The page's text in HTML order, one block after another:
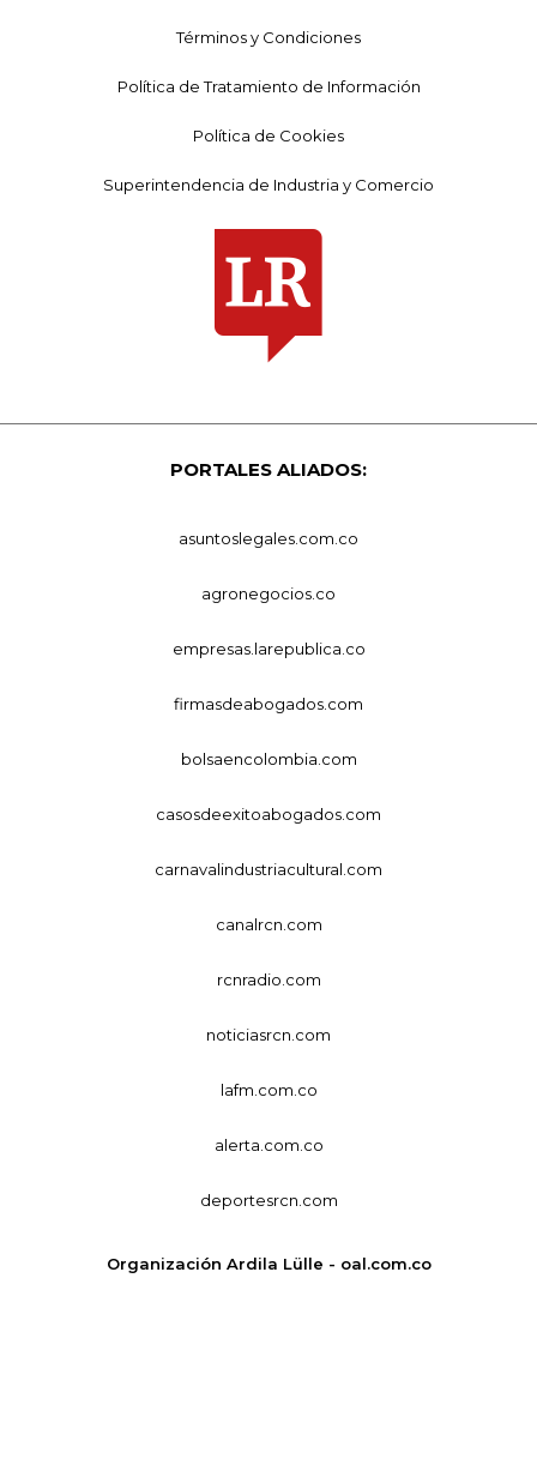
Términos y Condiciones
Política de Tratamiento de Información
Política de Cookies
Superintendencia de Industria y Comercio
PORTALES ALIADOS:
asuntoslegales.com.co
agronegocios.co
empresas.larepublica.co
firmasdeabogados.com
bolsaencolombia.com
casosdeexitoabogados.com
carnavalindustriacultural.com
canalrcn.com
rcnradio.com
noticiasrcn.com
lafm.com.co
alerta.com.co
deportesrcn.com
Organización Ardila Lülle - oal.com.co